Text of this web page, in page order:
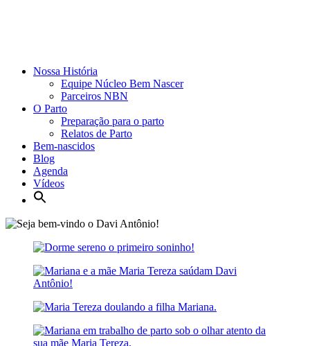
Nossa História
Equipe Núcleo Bem Nascer
Parceiros NBN
O Parto
Preparação para o parto
Relatos de Parto
Bem-nascidos
Blog
Agenda
Vídeos